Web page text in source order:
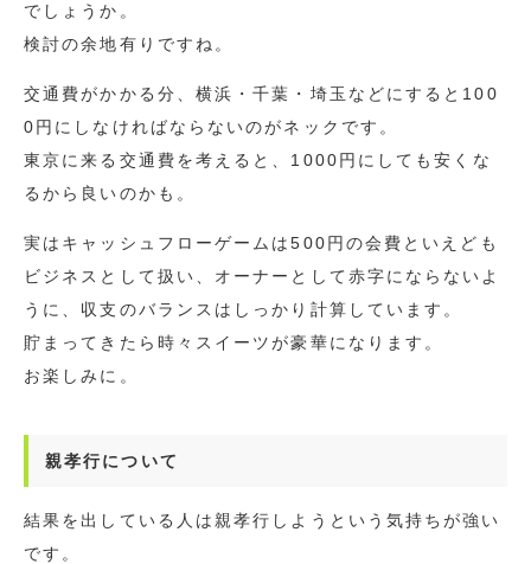
でしょうか。
検討の余地有りですね。
交通費がかかる分、横浜・千葉・埼玉などにすると100
0円にしなければならないのがネックです。
東京に来る交通費を考えると、1000円にしても安くな
るから良いのかも。
実はキャッシュフローゲームは500円の会費といえども
ビジネスとして扱い、オーナーとして赤字にならないよ
うに、収支のバランスはしっかり計算しています。
貯まってきたら時々スイーツが豪華になります。
お楽しみに。
親孝行について
結果を出している人は親孝行しようという気持ちが強い
です。